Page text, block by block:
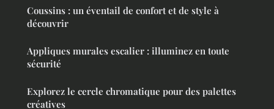
Coussins : un éventail de confort et de style à
découvrir
Appliques murales escalier : illuminez en toute
sécurité
Explorez le cercle chromatique pour des palettes
créatives